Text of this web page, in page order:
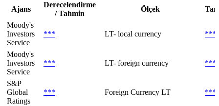
Ajans
Derecelendirme
/ Tahmin
Ölçek
Moody's
Investors
Service
*** LT- local currency ***
Moody's
Investors
Service
*** LT- foreign currency ***
S&P
Global
Ratings
*** Foreign Currency LT ***